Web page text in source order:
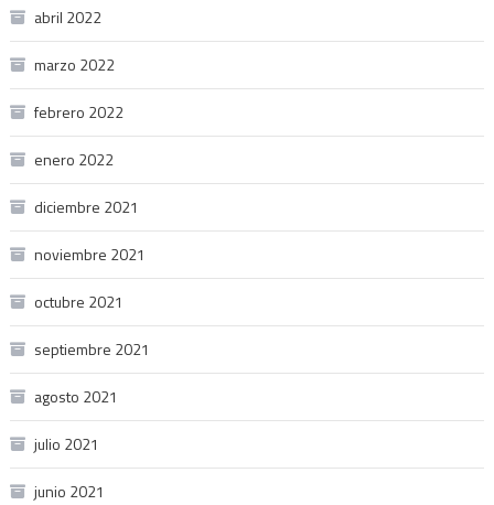
abril 2022
marzo 2022
febrero 2022
enero 2022
diciembre 2021
noviembre 2021
octubre 2021
septiembre 2021
agosto 2021
julio 2021
junio 2021